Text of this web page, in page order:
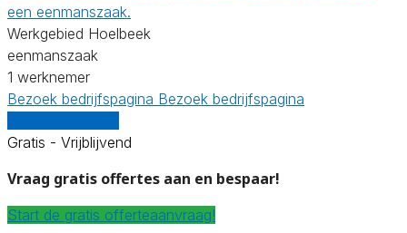
een eenmanszaak.
Werkgebied Hoelbeek
eenmanszaak
1 werknemer
Bezoek bedrijfspagina Bezoek bedrijfspagina
Gratis - Vrijblijvend
Vraag gratis offertes aan en bespaar!
Start de gratis offerteaanvraag!